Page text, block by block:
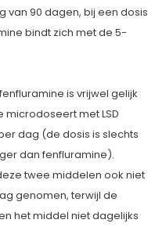
90 dagen, bij een dosis
bindt zich met de 5-
is vrijwel gelijk
microdoseert met LSD
dag (de dosis is slechts
dan fenfluramine).
twee middelen ook niet
genomen, terwijl de
het middel niet dagelijks